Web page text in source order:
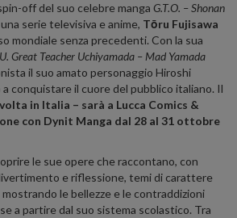
off del suo celebre manga G.T.O. – Shonan
serie televisiva e anime, Tōru Fujisawa
mondiale senza precedenti. Con la sua
Great Teacher Uchiyamada – Mad Yamada
il suo amato personaggio Hiroshi
conquistare il cuore del pubblico italiano. Il
in Italia – sarà a Lucca Comics &
con Dynit Manga dal 28 al 31 ottobre
le sue opere che raccontano, con
e riflessione, temi di carattere
le bellezze e le contraddizioni
a partire dal suo sistema scolastico. Tra